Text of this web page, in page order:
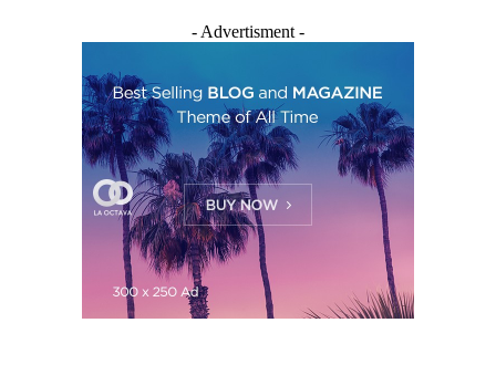
- Advertisment -